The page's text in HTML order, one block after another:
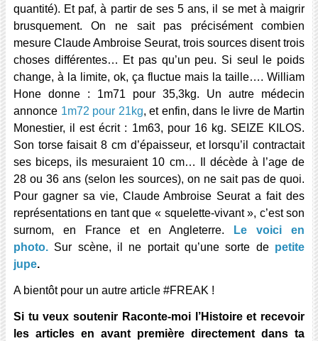
quantité). Et paf, à partir de ses 5 ans, il se met à maigrir
brusquement. On ne sait pas précisément combien
mesure Claude Ambroise Seurat, trois sources disent trois
choses différentes… Et pas qu’un peu. Si seul le poids
change, à la limite, ok, ça fluctue mais la taille…. William
Hone donne : 1m71 pour 35,3kg. Un autre médecin
annonce 1m72 pour 21kg, et enfin, dans le livre de Martin
Monestier, il est écrit : 1m63, pour 16 kg. SEIZE KILOS.
Son torse faisait 8 cm d’épaisseur, et lorsqu’il contractait
ses biceps, ils mesuraient 10 cm… Il décède à l’age de
28 ou 36 ans (selon les sources), on ne sait pas de quoi.
Pour gagner sa vie, Claude Ambroise Seurat a fait des
représentations en tant que « squelette-vivant », c’est son
surnom, en France et en Angleterre.
Le voici en
photo.Sur scène, il ne portait qu’une sorte de petite
jupe.
A bientôt pour un autre article #FREAK !
Si tu veux soutenir Raconte-moi l’Histoire et recevoir
les articles en avant première directement dans ta